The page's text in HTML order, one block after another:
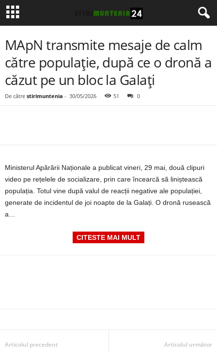
MApN transmite mesaje de calm
către populație, după ce o dronă a
căzut pe un bloc la Galați
De către stirimuntenia - 30/05/2026 51 0
Ministerul Apărării Naționale a publicat vineri, 29 mai, două clipuri
video pe rețelele de socializare, prin care încearcă să liniștească
populația. Totul vine după valul de reacții negative ale populației,
generate de incidentul de joi noapte de la Galați. O dronă rusească
a…
CITESTE MAI MULT
Articolul precedent Articolul următor